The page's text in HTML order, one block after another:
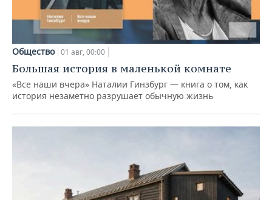
Общество 01 авг, 00:00
Большая история в маленькой комнате
«Все наши вчера» Наталии Гинзбург — книга о том, как
история незаметно разрушает обычную жизнь